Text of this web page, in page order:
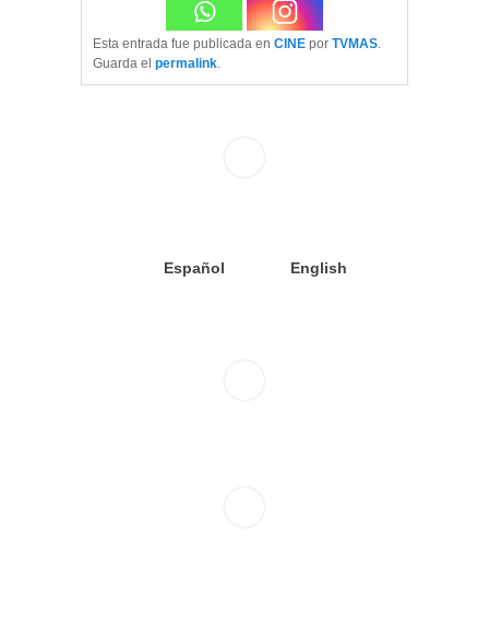
Esta entrada fue publicada en CINE por TVMAS.
Guarda el permalink.
Español English